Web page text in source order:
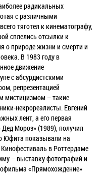
радикальных
с различными
тяготел к кинематографу,
сплелись отсылки к
о природе жизни и смерти и
В 1983 году в
движение
с абсурдистскими
репрезентацией
мистицизмом – такие
некрореалисты. Евгений
лент, а его первая
Мороз» (1989), получил
Юфита показывали на
в Роттердаме
– выставку фотографий и
«Прямохождение»